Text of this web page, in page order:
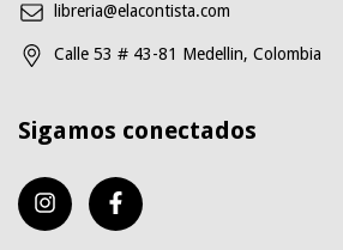
libreria@elacontista.com
Calle 53 # 43-81 Medellin, Colombia
Sigamos conectados